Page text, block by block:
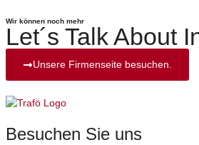
Wir können noch mehr
Let´s Talk About
Unsere Firmenseite besuchen.
Besuchen Sie uns